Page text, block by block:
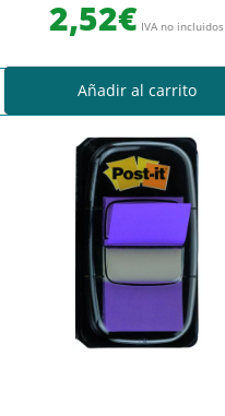
2,52€ IVA no incluidos
Añadir al carrito